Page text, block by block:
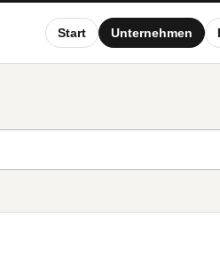
Start Unternehmen